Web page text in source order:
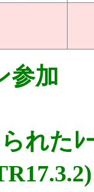
参加
れたﾚ